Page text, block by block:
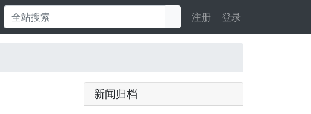
注册 登录
新闻归档